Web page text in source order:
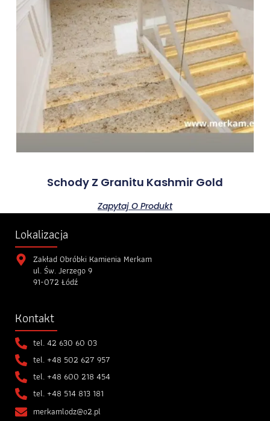
Schody Z Granitu Kashmir Gold
Zapytaj O Produkt
Lokalizacja
Zakład Obróbki Kamienia Merkam
ul. Św. Jerzego 9
91-072 Łódź
Kontakt
tel.42 630 60 03
tel. +48 502 627 957
tel. +48 600 218 454
tel. +48 514 813 181
merkamlodz@o2.pl